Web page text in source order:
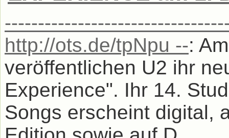
http://ots.de/tpNpu --:
veröffentlichen U2 ihr
Experience". Ihr 14.
Songs erscheint digital,